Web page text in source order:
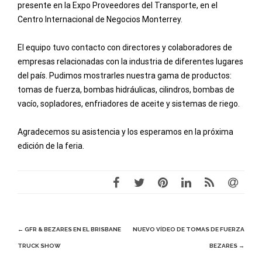
presente en la Expo Proveedores del Transporte, en el
Centro Internacional de Negocios Monterrey.
El equipo tuvo contacto con directores y colaboradores de
empresas relacionadas con la industria de diferentes lugares
del país. Pudimos mostrarles nuestra gama de productos:
tomas de fuerza, bombas hidráulicas, cilindros, bombas de
vacío, sopladores, enfriadores de aceite y sistemas de riego.
Agradecemos su asistencia y los esperamos en la próxima
edición de la feria.
Navegación
de
← GFR & BEZARES EN EL BRISBANE
TRUCK SHOW
NUEVO VÍDEO DE TOMAS DE FUERZA
BEZARES →